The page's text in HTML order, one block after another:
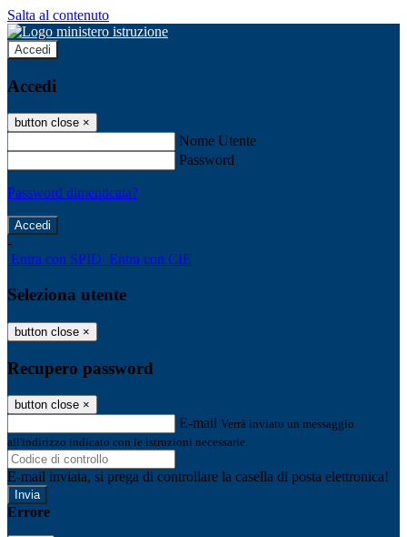
Salta al contenuto
Accedi
Accedi
button close ×
Nome Utente
Password
Password dimenticata?
-
Entra con SPID Entra con CIE
Seleziona utente
button close ×
Recupero password
button close ×
E-mail Verrà inviato un messaggio
all'indirizzo indicato con le istruzioni necessarie.
E-mail inviata, si prega di controllare la casella di posta elettronica!
Errore